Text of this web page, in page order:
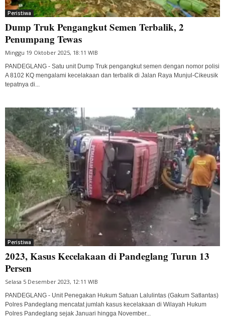
Peristiwa
Dump Truk Pengangkut Semen Terbalik, 2
Penumpang Tewas
Minggu 19 Oktober 2025, 18:11 WIB
PANDEGLANG - Satu unit Dump Truk pengangkut semen dengan nomor polisi
A 8102 KQ mengalami kecelakaan dan terbalik di Jalan Raya Munjul-Cikeusik
tepatnya di...
Peristiwa
2023, Kasus Kecelakaan di Pandeglang Turun 13
Persen
Selasa 5 Desember 2023, 12:11 WIB
PANDEGLANG - Unit Penegakan Hukum Satuan Lalulintas (Gakum Satlantas)
Polres Pandeglang mencatat jumlah kasus kecelakaan di Wilayah Hukum
Polres Pandeglang sejak Januari hingga November...